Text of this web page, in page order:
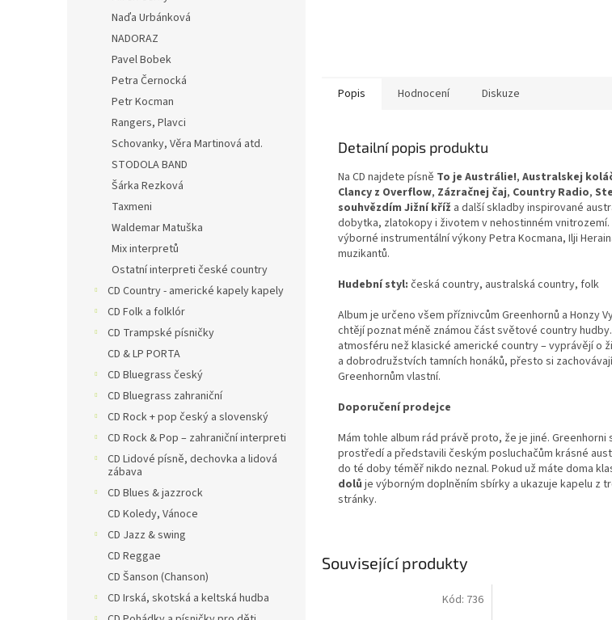
Naďa Urbánková
NADORAZ
Pavel Bobek
Petra Černocká
Petr Kocman
Rangers, Plavci
Schovanky, Věra Martinová atd.
STODOLA BAND
Šárka Rezková
Taxmeni
Waldemar Matuška
Mix interpretů
Ostatní interpreti české country
CD Country - americké kapely kapely
CD Folk a folklór
CD Trampské písničky
CD & LP PORTA
CD Bluegrass český
CD Bluegrass zahraniční
CD Rock + pop český a slovenský
CD Rock & Pop – zahraniční interpreti
CD Lidové písně, dechovka a lidová
zábava
CD Blues & jazzrock
CD Koledy, Vánoce
CD Jazz & swing
CD Reggae
CD Šanson (Chanson)
CD Irská, skotská a keltská hudba
Popis Hodnocení Diskuze
Detailní popis produktu
Na CD najdete písně To je Austrálie!, Australskej
Clancy z Overflow, Zázračnej čaj, Country Radio,
souhvězdím Jižní kříž a další skladby inspirované
dobytka, zlatokopy i životem v nehostinném
výborné instrumentální výkony Petra Kocmana, Ilji
muzikantů.
Hudební styl: česká country, australská country, folk
Album je určeno všem příznivcům Greenhornů a Honzy
chtějí poznat méně známou část světové country
atmosféru než klasické americké country – vyprávějí o
a dobrodružstvích tamních honáků, přesto si
Greenhornům vlastní.
Doporučení prodejce
Mám tohle album rád právě proto, že je jiné.
prostředí a představili českým posluchačům krásné
do té doby téměř nikdo neznal. Pokud už máte doma
dolů je výborným doplněním sbírky a ukazuje kapelu z
stránky.
Související produkty
Kód: 736